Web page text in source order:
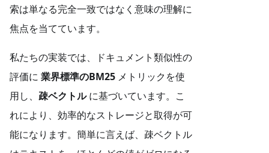
索は単なる完全一致ではなく意味の理解に
焦点を当てています。
私たちの実装では、ドキュメント類似性の
評価に 業界標準のBM25 メトリックを使
用し、 疎ベクトルに基づいています。こ
れにより、効率的なストレージと取得が可
能になります。簡単に言えば、疎ベクトル